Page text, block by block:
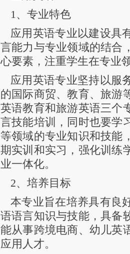
1、专业特色
应用英语专业以建设具
言能力与专业领域的结合
心要素，注重学生在专业
应用英语专业坚持以服
的国际商贸、教育、旅游
英语教育和旅游英语三个
言技能培训，同时也要学
等领域的专业知识和技能
期实训和实习，强化训练
业一体化。
2、培养目标
本专业旨在培养具有良
语语言知识与技能，具备
能从事跨境电商、幼儿英
应用人才。